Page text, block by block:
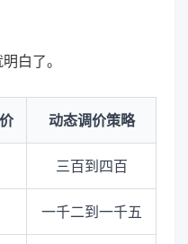
白了。
动态调价策略
三百到四百
一千二到一千五